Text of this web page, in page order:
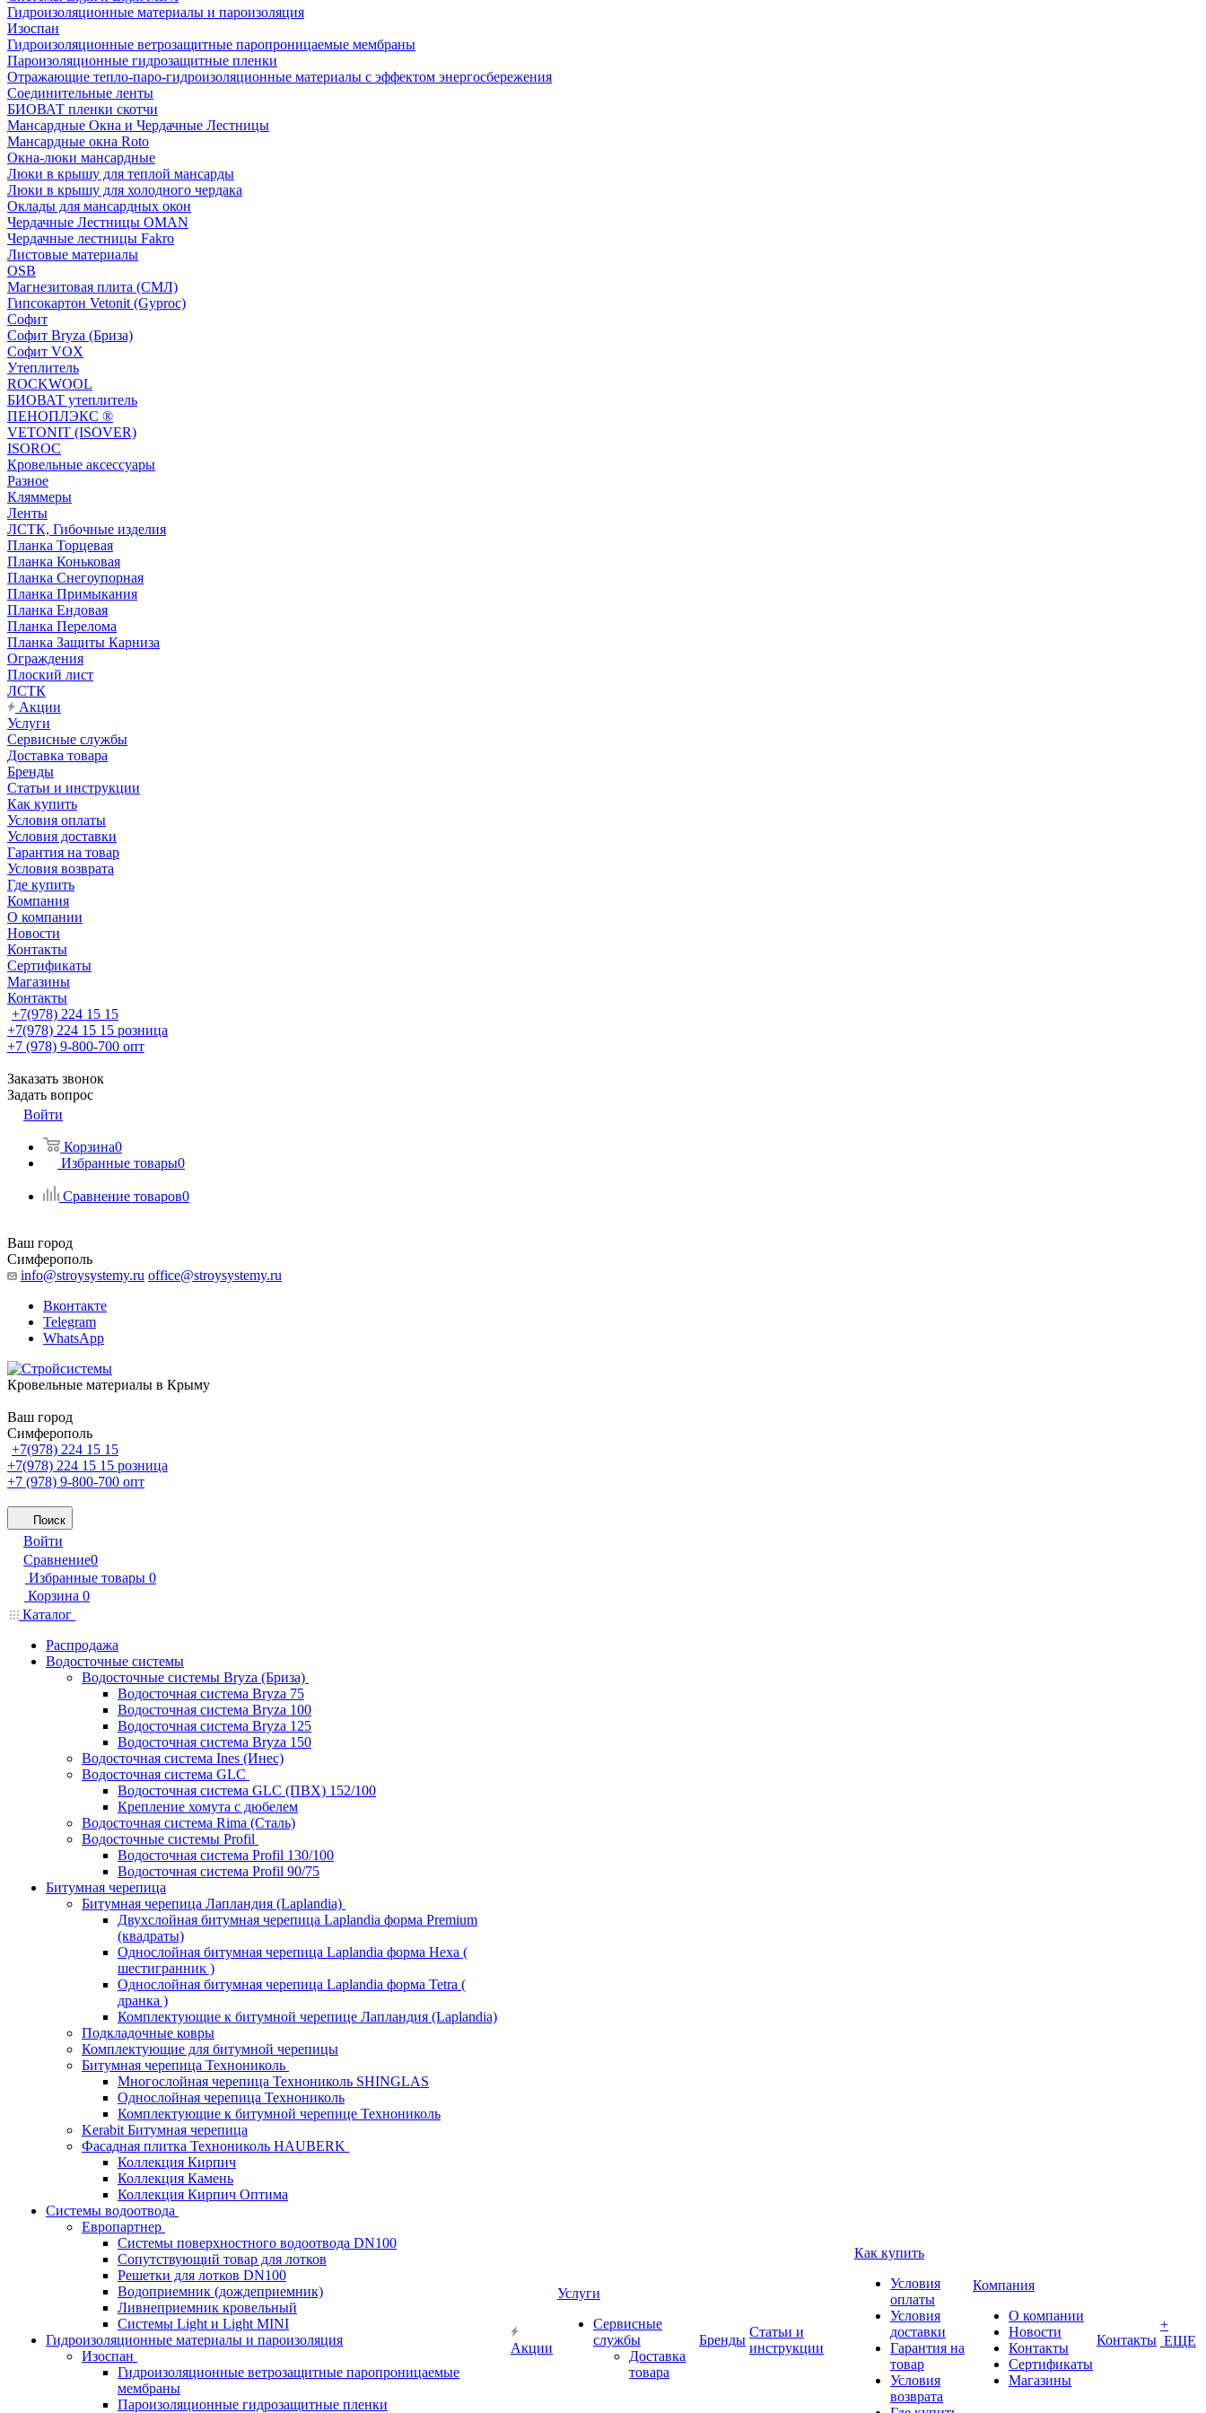
Гидроизоляционные материалы и пароизоляция
Изоспан
Гидроизоляционные ветрозащитные паропроницаемые мембраны
Пароизоляционные гидрозащитные пленки
Отражающие тепло-паро-гидроизоляционные материалы с эффектом энергосбережения
Соединительные ленты
БИОВАТ пленки скотчи
Мансардные Окна и Чердачные Лестницы
Мансардные окна Roto
Окна-люки мансардные
Люки в крышу для теплой мансарды
Люки в крышу для холодного чердака
Оклады для мансардных окон
Чердачные Лестницы OMAN
Чердачные лестницы Fakro
Листовые материалы
OSB
Магнезитовая плита (СМЛ)
Гипсокартон Vetonit (Gyproc)
Софит
Софит Bryza (Бриза)
Софит VOX
Утеплитель
ROCKWOOL
БИОВАТ утеплитель
ПЕНОПЛЭКС ®
VETONIT (ISOVER)
ISOROC
Кровельные аксессуары
Разное
Кляммеры
Ленты
ЛСТК, Гибочные изделия
Планка Торцевая
Планка Коньковая
Планка Снегоупорная
Планка Примыкания
Планка Ендовая
Планка Перелома
Планка Защиты Карниза
Ограждения
Плоский лист
ЛСТК
Акции
Услуги
Сервисные службы
Доставка товара
Бренды
Статьи и инструкции
Как купить
Условия оплаты
Условия доставки
Гарантия на товар
Условия возврата
Где купить
Компания
О компании
Новости
Контакты
Сертификаты
Магазины
Контакты
+7(978) 224 15 15
+7(978) 224 15 15 розница
+7 (978) 9-800-700 опт
Заказать звонок
Задать вопрос
Войти
Корзина0
Избранные товары0
Сравнение товаров0
Ваш город
Симферополь
info@stroysystemy.ru office@stroysystemy.ru
Вконтакте
Telegram
WhatsApp
Кровельные материалы в Крыму
Ваш город
Симферополь
+7(978) 224 15 15
+7(978) 224 15 15 розница
+7 (978) 9-800-700 опт
Поиск
Войти
Сравнение0
Избранные товары 0
Корзина 0
Каталог
Распродажа
Водосточные системы
Водосточные системы Bryza (Бриза)
Водосточная система Bryza 75
Водосточная система Bryza 100
Водосточная система Bryza 125
Водосточная система Bryza 150
Водосточная система Ines (Инес)
Водосточная система GLC
Водосточная система GLC (ПВХ) 152/100
Крепление хомута с дюбелем
Водосточная система Rima (Сталь)
Водосточные системы Profil
Водосточная система Profil 130/100
Водосточная система Profil 90/75
Битумная черепица
Битумная черепица Лапландия (Laplandia)
Двухслойная битумная черепица Laplandia форма Premium
(квадраты)
Однослойная битумная черепица Laplandia форма Hexa (
шестигранник )
Однослойная битумная черепица Laplandia форма Tetra (
дранка )
Комплектующие к битумной черепице Лапландия (Laplandia)
Подкладочные ковры
Комплектующие для битумной черепицы
Битумная черепица Технониколь
Многослойная черепица Технониколь SHINGLAS
Однослойная черепица Технониколь
Комплектующие к битумной черепице Технониколь
Kerabit Битумная черепица
Фасадная плитка Технониколь HAUBERK
Кол​лекция Кирпич
Кол​лекция Камень
Коллекция Кирпич Оптима
Системы водоотвода
Европартнер
Системы поверхностного водоотвода DN100
Сопутствующий товар для лотков
Решетки для лотков DN100
Водоприемник (дождеприемник)
Ливнеприемник кровельный
Системы Light и Light MINI
Гидроизоляционные материалы и пароизоляция
Изоспан
Гидроизоляционные ветрозащитные паропроницаемые
мембраны
Пароизоляционные гидрозащитные пленки
Акции
Услуги
Сервисные
службы
Доставка
товара
Бренды
Статьи и
инструкции
Как купить
Условия
оплаты
Условия
доставки
Гарантия на
товар
Условия
возврата
Компания
О компании
Новости
Контакты
Сертификаты
Магазины
Контакты
+
ЕЩЕ